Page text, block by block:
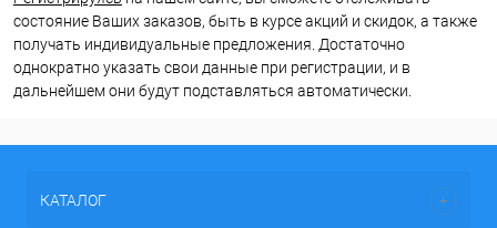
состояние Ваших заказов, быть в курсе акций и скидок, а также
получать индивидуальные предложения. Достаточно
однократно указать свои данные при регистрации, и в
дальнейшем они будут подставляться автоматически.
КАТАЛОГ